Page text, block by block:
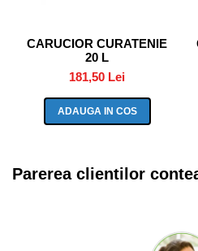
CARUCIOR CURATENIE
20 L
181,50 Lei
ADAUGA IN COS
Parerea clientilor